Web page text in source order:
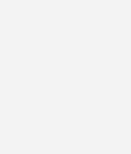
Richtlinie noch gar nicht, ehe nicht
wie von ihr geplant mit einer
Grundlage schafft.
in München hat schon die Devise
ausgegeben,
gestellt worden sind, nicht mehr zu
hier um vorauseilenden Gehorsam vor
hat sich in den Kopf gesetzt, dass
werden sollen, weil sie die
Das ist natürlich widerechtlich.
wohl. Er hat ja auch teilweise schon
Genehmigungen gestoppt und